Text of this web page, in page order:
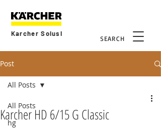
SEARCH
Karcher Solusi
Post
All Posts
hg
All Posts
Karcher HD 6/15 G Classic